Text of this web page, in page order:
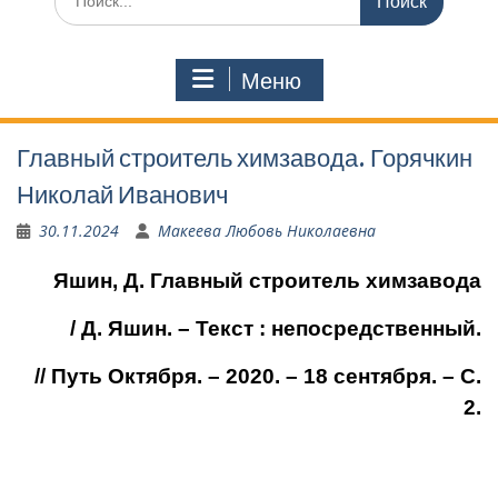
по:
Меню
Главный строитель химзавода. Горячкин
Николай Иванович
30.11.2024 Макеева Любовь Николаевна
Яшин, Д. Главный строитель химзавода
/ Д. Яшин. – Текст : непосредственный.
// Путь Октября. – 2020. – 18 сентября. – С.
2.